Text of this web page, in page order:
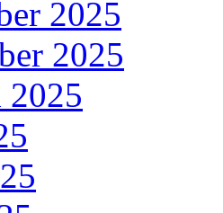
2025
2025
2025